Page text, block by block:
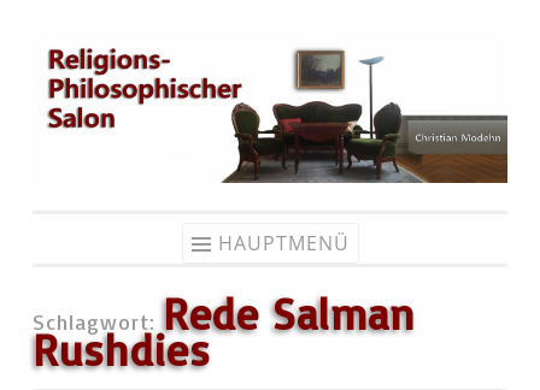
Zum
Inhalt
springen
HAUPTMENÜ
Schlagwort: Rede Salman
Rushdies